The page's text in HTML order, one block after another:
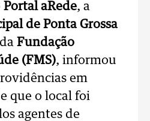
Portal aRede, a
de Ponta Grossa
Fundação
(FMS), informou
em
que o local foi
agentes de